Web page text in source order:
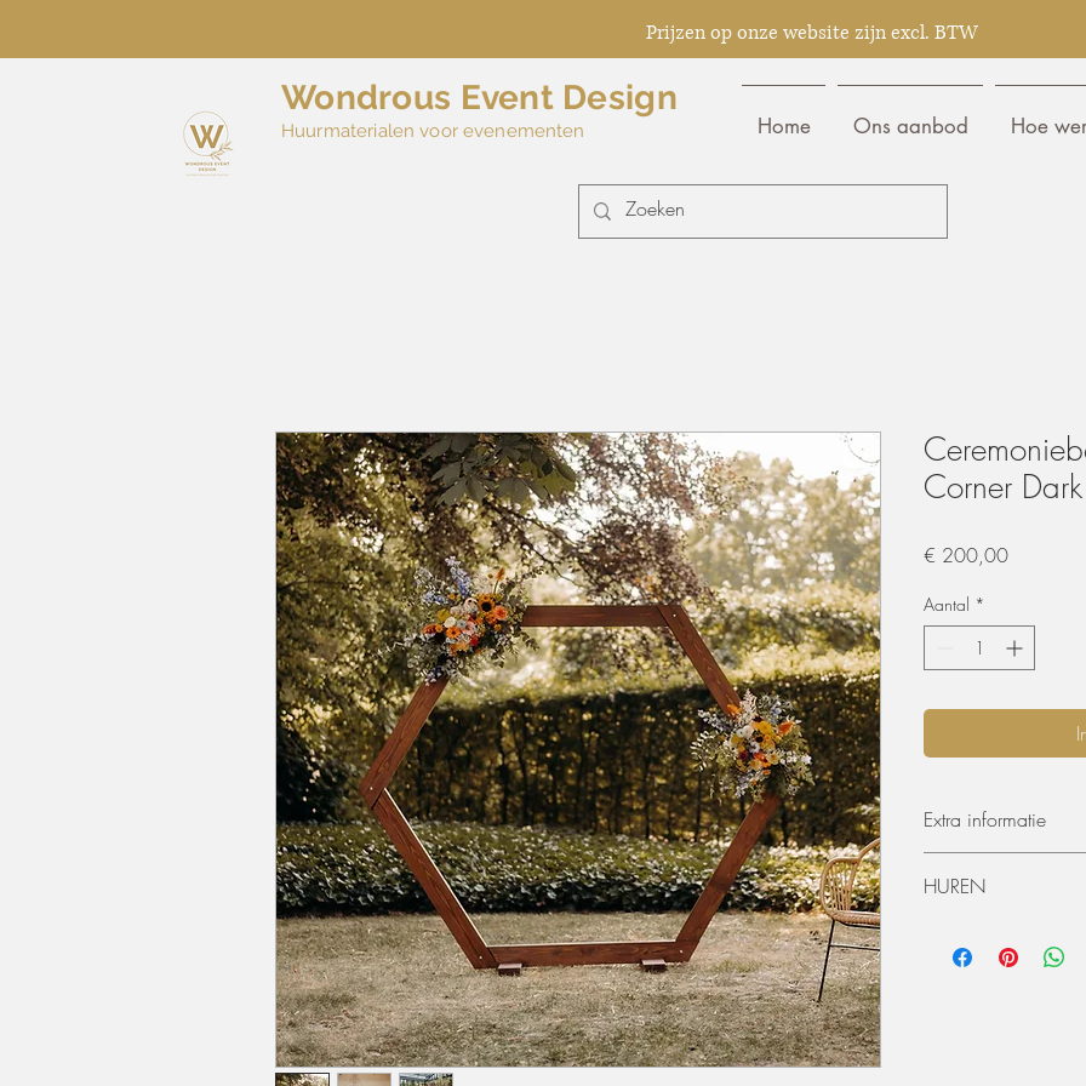
Prijzen op onze website zijn excl. BTW
Wondrous Event Design
Huurmaterialen voor evenementen Home Ons aanbod Hoe
Corner Dark
€ 200,00Prijs
Aantal *
Extra informatie
HUREN
worden. De